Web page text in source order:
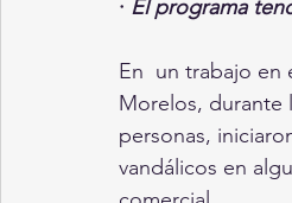
· El programa
En  un trabajo en
Morelos, durante
personas,
vandálicos en